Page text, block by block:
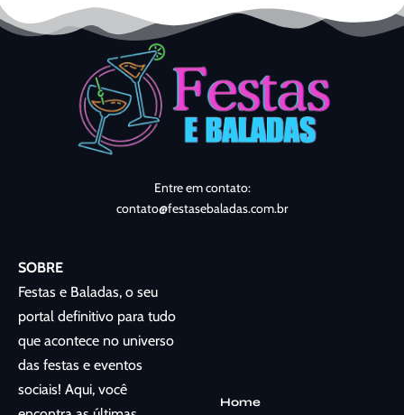
Entre em contato:
contato@festasebaladas.com.br
SOBRE
Festas e Baladas, o seu
portal definitivo para tudo
que acontece no universo
das festas e eventos
sociais! Aqui, você
Home